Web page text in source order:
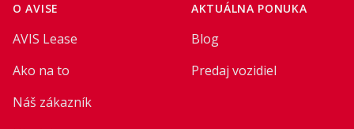
O AVISE
AVIS Lease
Ako na to
Náš zákazník
AKTUÁLNA PONUKA
Blog
Predaj vozidiel